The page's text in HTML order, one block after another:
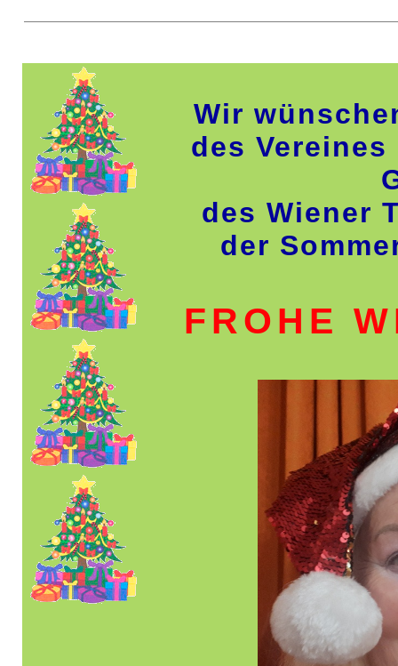
Wir
des
des Wiener
der
FROHE